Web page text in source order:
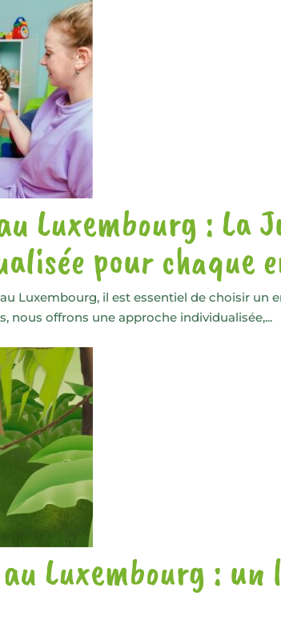
Luxembourg : La
pour chaque
Luxembourg, il est essentiel de choisir
nous offrons une approche individualisée,...
Luxembourg :